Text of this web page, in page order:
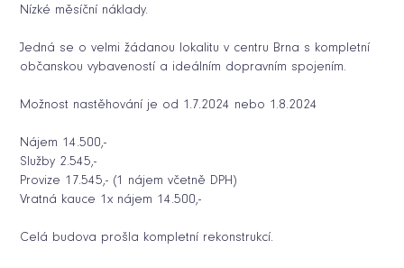
Nízké měsíční náklady.
Jedná se o velmi žádanou lokalitu v centru Brna s kompletní
občanskou vybaveností a ideálním dopravním spojením.
Možnost nastěhování je od 1.7.2024 nebo 1.8.2024
Nájem 14.500,-
Služby 2.545,-
Provize 17.545,- (1 nájem včetně DPH)
Vratná kauce 1x nájem 14.500,-
Celá budova prošla kompletní rekonstrukcí.